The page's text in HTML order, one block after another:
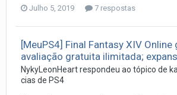
Julho 5, 2019 7 respostas
[MeuPS4] Final Fantasy XIV Online
avaliação gratuita ilimitada;
NykyLeonHeartrespondeu ao tópico de
cias de PS4